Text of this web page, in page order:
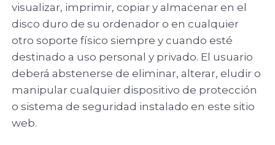
visualizar, imprimir, copiar y almacenar en el
disco duro de su ordenador o en cualquier
otro soporte físico siempre y cuando esté
destinado a uso personal y privado. El usuario
deberá abstenerse de eliminar, alterar, eludir o
manipular cualquier dispositivo de protección
o sistema de seguridad instalado en este sitio
web.